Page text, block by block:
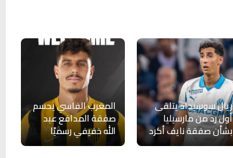
ريال سوسيداد يتلقى
أول رد من مارسيليا
بشأن صفقة نايف أكرد
المغرب الفاسي يحسم
صفقة المدافع عبد
الله خفيفي رسميًا